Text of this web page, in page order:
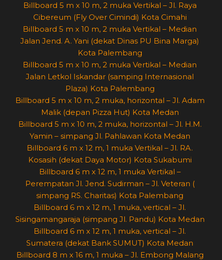
Billboard 5 m x 10 m, 2 muka Vertikal – Jl. Raya
Cibereum (Fly Over Cimindi) Kota Cimahi
Billboard 5 m x 10 m, 2 muka Vertikal – Median
Jalan Jend. A. Yani (dekat Dinas PU Bina Marga)
Kota Palembang
Billboard 5 m x 10 m, 2 muka Vertikal – Median
Jalan Letkol Iskandar (samping Internasional
Plaza) Kota Palembang
Billboard 5 m x 10 m, 2 muka, horizontal – Jl. Adam
Malik (depan Pizza Hut) Kota Medan
Billboard 5 m x 10 m, 2 muka, horizontal – Jl. H.M.
Yamin – simpang Jl. Pahlawan Kota Medan
Billboard 6 m x 12 m, 1 muka Vertikal – Jl. RA.
Kosasih (dekat Daya Motor) Kota Sukabumi
Billboard 6 m x 12 m, 1 muka Vertikal –
Perempatan Jl. Jend. Sudirman – Jl. Veteran (
simpang RS. Charitas) Kota Palembang
Billboard 6 m x 12 m, 1 muka, vertical – Jl.
Sisingamangaraja (simpang Jl. Pandu) Kota Medan
Billboard 6 m x 12 m, 1 muka, vertical – Jl.
Sumatera (dekat Bank SUMUT) Kota Medan
Billboard 8 m x 16 m, 1 muka – Jl. Embong Malang